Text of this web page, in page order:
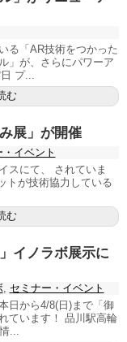
る「AR技術をつかった
」が、さらにパワーア
プ...
む
展」が開催
イベント
スにて、 されていま
トが技術協力している
む
イノラボ展示に
, セミナー・イベント
日から4/8(日)まで「御
ています！ 品川駅高輪
...